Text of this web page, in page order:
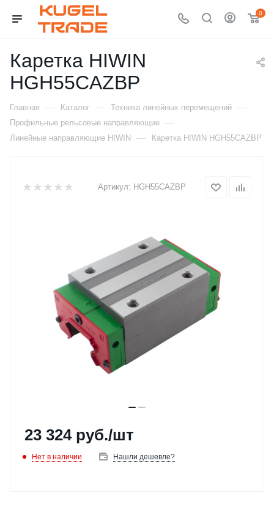
0
Каретка HIWIN
HGH55CAZBP
Главная — Каталог — Техника линейных перемещений —
Профильные рельсовые направляющие —
Линейные направляющие HIWIN — Каретка HIWIN HGH55CAZBP
Артикул: HGH55CAZBP
23 324руб./шт
Нет в наличии Нашли дешевле?